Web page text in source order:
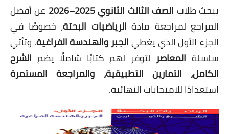
يبحث طلاب الصف الثالث الثانوي 2025–2026
عن أفضل
المراجع لمراجعة مادة الرياضيات البحتة، خصوصًا في
الجزء الأول الذي يغطيالجبر والهندسة الفراغية. وتأتي
سلسلة المعاصرلتوفر لهم كتابًا شاملًا يضم الشرح
الكامل، التمارين التطبيقية، والمراجعة المستمرة
استعدادًا للامتحانات النهائية.